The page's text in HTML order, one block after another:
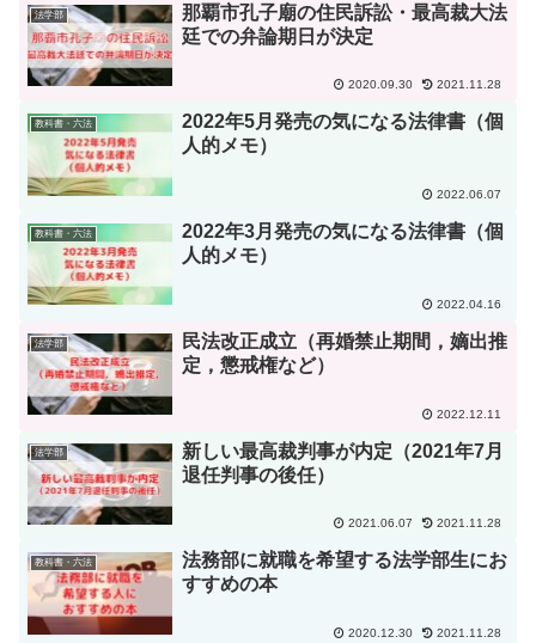
法学部
那覇市孔子廟の住民訴訟・最高裁大法
廷での弁論期日が決定
2020.09.30 2021.11.28
教科書・六法
2022年5月発売の気になる法律書（個
人的メモ）
2022.06.07
教科書・六法
2022年3月発売の気になる法律書（個
人的メモ）
2022.04.16
法学部
民法改正成立（再婚禁止期間，嫡出推
定，懲戒権など）
2022.12.11
法学部
新しい最高裁判事が内定（2021年7月
退任判事の後任）
2021.06.07 2021.11.28
教科書・六法
法務部に就職を希望する法学部生にお
すすめの本
2020.12.30 2021.11.28